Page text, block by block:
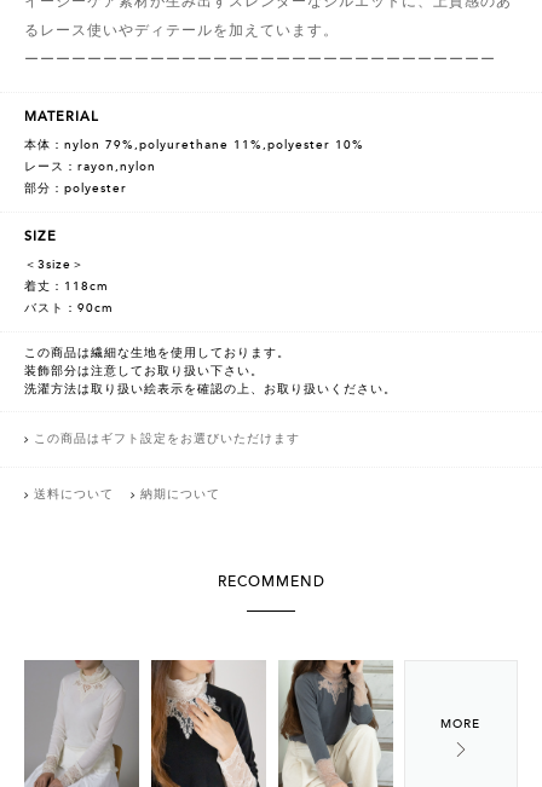
るレース使いやディテールを加えています。
ーーーーーーーーーーーーーーーーーーーーーーーーーーーーーー
MATERIAL
本体：nylon 79%,polyurethane 11%,polyester 10%
レース：rayon,nylon
部分：polyester
SIZE
＜3size＞
着丈：118cm
バスト：90cm
この商品は繊細な生地を使用しております。
装飾部分は注意してお取り扱い下さい。
洗濯方法は取り扱い絵表示を確認の上、お取り扱いください。
この商品はギフト設定をお選びいただけます
送料について 納期について
RECOMMEND